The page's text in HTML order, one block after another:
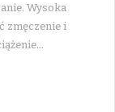
Wysoka
zmęczenie i